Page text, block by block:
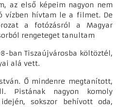
az első képeim nagyon nem
vízben hívtam le a filmet. De
a fotózásról a Magyar
rengeteget tanultam
ban Tiszaújvárosba költöztél,
alá vett.
Ő mindenre megtanított,
Pistának nagyon komoly
sokszor behívott oda,